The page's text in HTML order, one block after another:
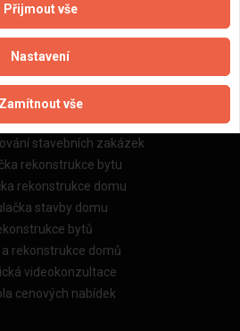
pro stavební firmy
řemeslníků
samotných prací
stavebních zakázek
rekonstrukce bytu
rekonstrukce domu
stavby domu
bytů
rekonstrukce domů
videokonzultace
cenových nabídek
Přijmout vše
Nastavení
Zamítnout vše